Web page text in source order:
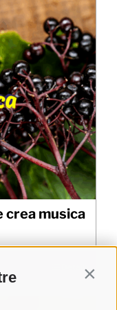
crea musica
Details